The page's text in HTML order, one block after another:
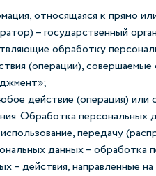
относящаяся к прямо
– государственный
обработку
(операции),
действие (операция) или
Обработка
передачу
данных –
– действия, направленные